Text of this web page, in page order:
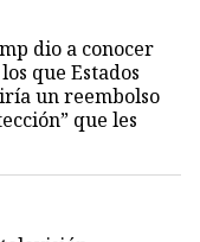
dio a conocer
que Estados
un reembolso
que les